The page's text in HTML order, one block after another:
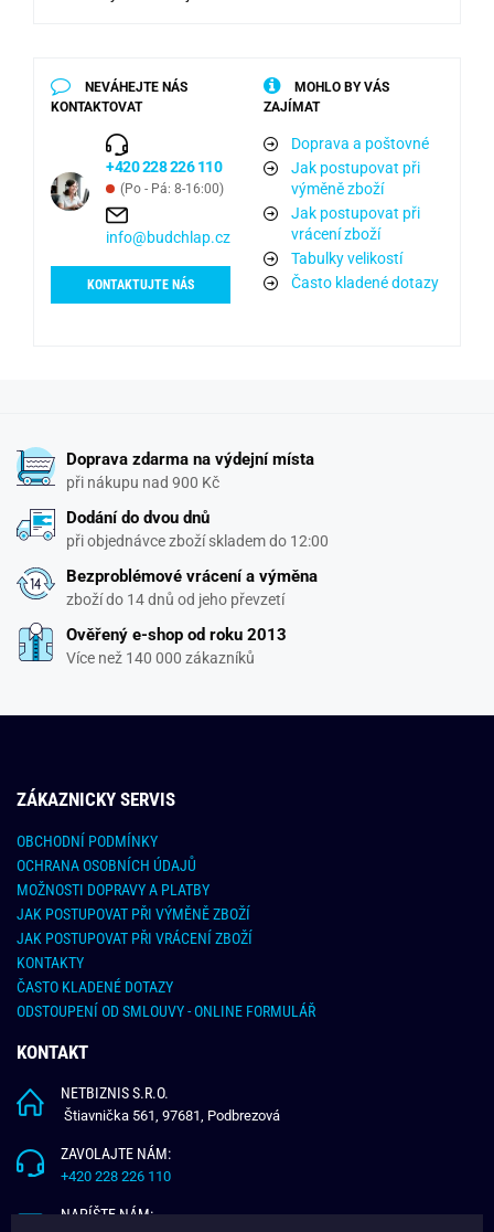
NEVÁHEJTE NÁS
KONTAKTOVAT
+420 228 226 110
(Po - Pá: 8-16:00)
info@budchlap.cz
KONTAKTUJTE NÁS
MOHLO BY VÁS
ZAJÍMAT
Doprava a poštovné
Jak postupovat při
výměně zboží
Jak postupovat při
vrácení zboží
Tabulky velikostí
Často kladené dotazy
Doprava zdarma na výdejní místa
při nákupu nad 900 Kč
Dodání do dvou dnů
při objednávce zboží skladem do 12:00
Bezproblémové vrácení a výměna
zboží do 14 dnů od jeho převzetí
Ověřený e-shop od roku 2013
Více než 140 000 zákazníků
ZÁKAZNICKY SERVIS
OBCHODNÍ PODMÍNKY
OCHRANA OSOBNÍCH ÚDAJŮ
MOŽNOSTI DOPRAVY A PLATBY
JAK POSTUPOVAT PŘI VÝMĚNĚ ZBOŽÍ
JAK POSTUPOVAT PŘI VRÁCENÍ ZBOŽÍ
KONTAKTY
ČASTO KLADENÉ DOTAZY
ODSTOUPENÍ OD SMLOUVY - ONLINE FORMULÁŘ
KONTAKT
NETBIZNIS S.R.O.
Štiavnička 561, 97681, Podbrezová
ZAVOLAJTE NÁM:
+420 228 226 110
NAPÍŠTE NÁM: